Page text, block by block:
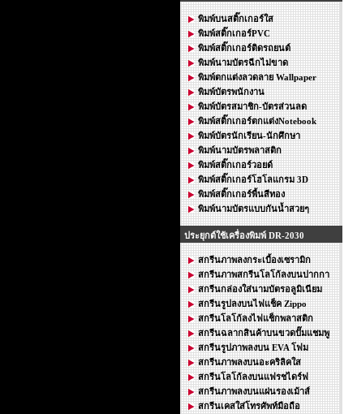
พิมพ์บนสติ๊กเกอร์ใส
พิมพ์สติ๊กเกอร์PVC
พิมพ์สติ๊กเกอร์ติดรถยนต์
พิมพ์นามบัตรฉีกไม่ขาด
พิมพ์ตกแต่งลวดลาย Wallpaper
พิมพ์บัตรพนักงาน
พิมพ์บัตรสมาชิก-บัตรส่วนลด
พิมพ์สติ๊กเกอร์ตกแต่งNotebook
พิมพ์บัตรนักเรียน-นักศึกษา
พิมพ์นามบัตรพลาสติก
พิมพ์สติ๊กเกอร์วอยด์
พิมพ์สติ๊กเกอร์โฮโลแกรม 3D
พิมพ์สติ๊กเกอร์พื้นสีทอง
พิมพ์นามบัตรแบบกันน้ำสวยๆ
ประยุกต์ใช้เครื่องพิมพ์ DR-2030
สกรีนภาพลงกระเบื้องเซรามิก
สกรีนภาพสกรีนโลโก้ลงบนปากกา
สกรีนกล่องใส่นามบัตรอลูมิเนียม
สกรีนรูปลงบนไฟแช็ค Zippo
สกรีนโลโก้ลงไฟแช็กพลาสติก
สกรีนฉลากสินค้าบนขวดปั๊มแชมพู
สกรีนรูปภาพลงบน EVA โฟม
สกรีนภาพลงบนอะคริลิคใส
สกรีนโลโก้ลงบนแฟรชไดร์ฟ
สกรีนภาพลงบนแผ่นรองเม้าส์
สกรีนเคสใส่โทรศัพท์มือถือ